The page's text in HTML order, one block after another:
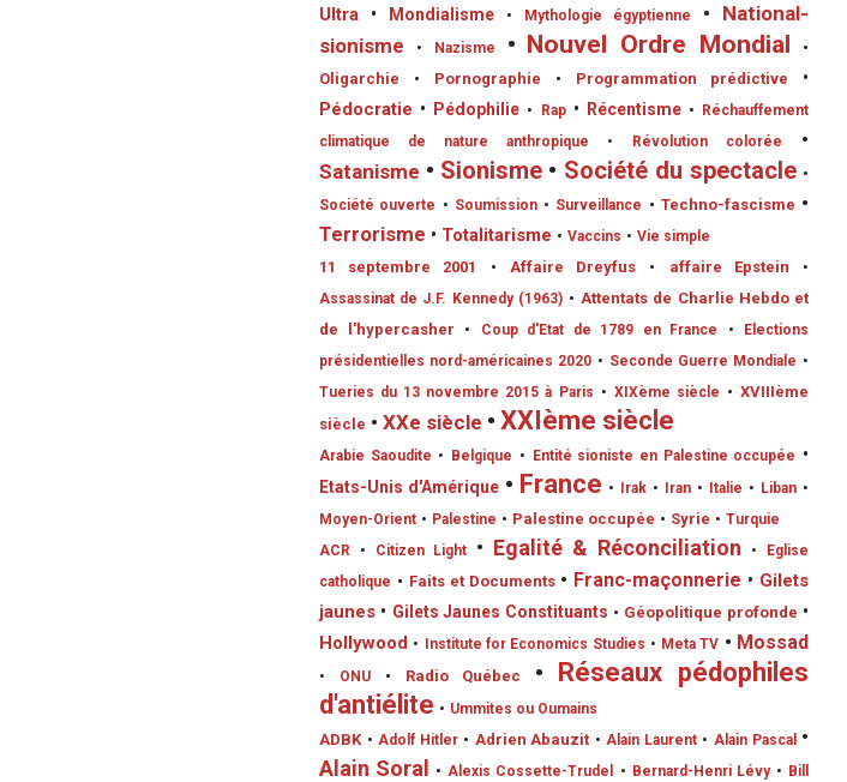
Ultra
• Mondialisme • Mythologie égyptienne • National-
sionisme
• Nazisme • Nouvel Ordre Mondial
•
Oligarchie
• Pornographie • Programmation prédictive
•
Pédocratie • Pédophilie • Rap • Récentisme •
Réchauffement
climatique de nature anthropique
• Révolution colorée
•
Satanisme • Sionisme • Société du spectacle •
Société ouverte • Soumission • Surveillance • Techno-fascisme •
Terrorisme • Totalitarisme • Vaccins • Vie simple
11 septembre 2001 • Affaire Dreyfus • affaire Epstein
•
Assassinat de J.F. Kennedy (1963) • Attentats de Charlie Hebdo et
de l'hypercasher
• Coup d'Etat de 1789 en France •
Elections
présidentielles nord-américaines 2020 • Seconde Guerre Mondiale •
Tueries du 13 novembre 2015 à Paris • XIXème siècle • XVIIIème
siècle • XXe siècle • XXIème siècle
Arabie Saoudite • Belgique • Entité sioniste en Palestine occupée •
Etats-Unis d'Amérique • France • Irak • Iran • Italie • Liban •
Moyen-Orient • Palestine • Palestine occupée • Syrie • Turquie
ACR
• Citizen Light • Egalité & Réconciliation •
Eglise
catholique • Faits et Documents • Franc-maçonnerie • Gilets
jaunes • Gilets Jaunes Constituants • Géopolitique profonde •
Hollywood • Institute for Economics Studies • Meta TV • Mossad
• ONU • Radio Québec • Réseaux pédophiles
d'antiélite • Ummites ou Oumains
ADBK • Adolf Hitler • Adrien Abauzit • Alain Laurent • Alain Pascal •
Alain Soral
• Alexis Cossette-Trudel • Bernard-Henri Lévy • Bill